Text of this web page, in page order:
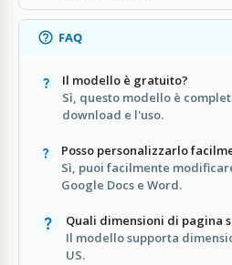
FAQ
Il modello è gratuito?
Sì, questo modello è
download e l'uso.
Posso personalizzarlo
Sì, puoi facilmente
Google Docs e Word.
Quali dimensioni di pagina
Il modello supporta
US.